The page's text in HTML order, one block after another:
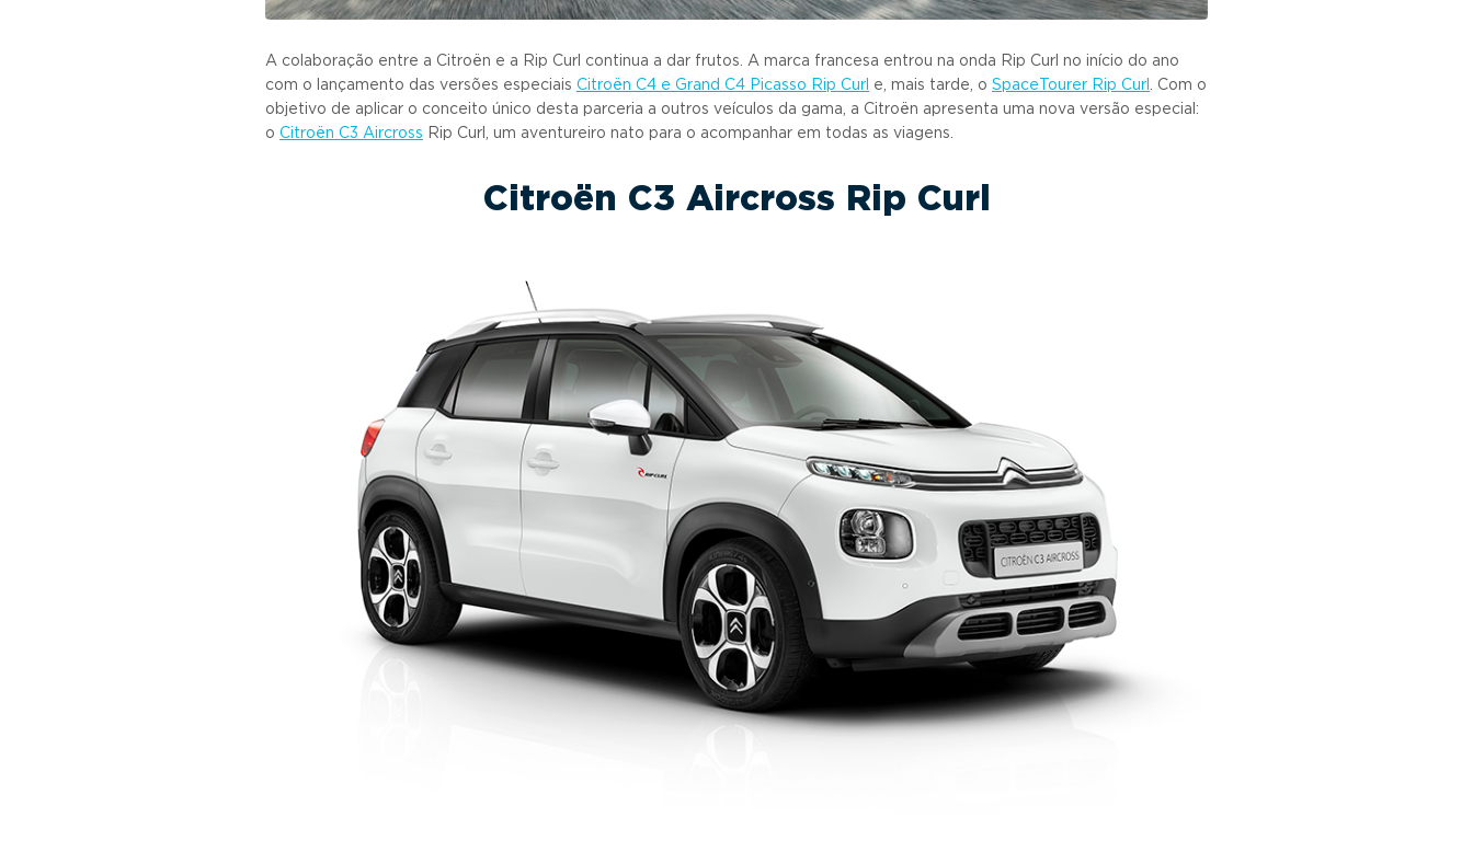
A colaboração entre a Citroën e a Rip Curl continua a dar frutos. A marca francesa entrou na onda Rip Curl no início do ano
com o lançamento das versões especiais Citroën C4 e Grand C4 Picasso Rip Curl e, mais tarde, o SpaceTourer Rip Curl
. Com o
objetivo de aplicar o conceito único desta parceria a outros veículos da gama, a Citroën apresenta uma nova versão especial:
o Citroën C3 Aircross Rip Curl, um aventureiro nato para o acompanhar em todas as viagens.
Citroën C3 Aircross Rip Curl